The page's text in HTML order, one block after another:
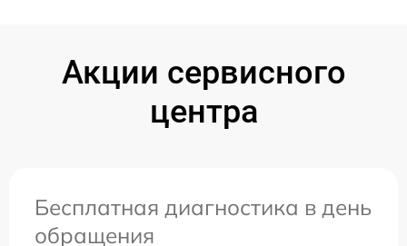
Акции сервисного
центра
Бесплатная диагностика в день
обращения